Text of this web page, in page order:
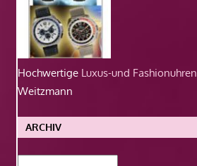
Hochwertige Luxus-und Fashionuhren
Weitzmann
ARCHIV